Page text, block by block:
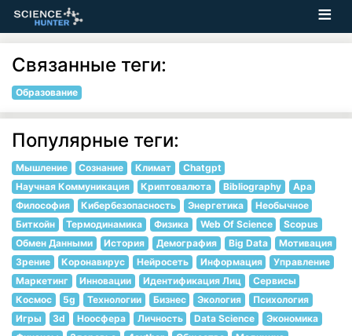
Связанные теги:
Образование
Популярные теги:
Мышление Сознание Климат
Chatgpt
Научная Коммуникация
Криптовалюта Bibliography
Apa
Философия
Кибербезопасность Энергетика
Необычное
Биткойн
Термодинамика Физика Web Of Science
Scopus
Обмен Данными
История Демография Big Data
Мотивация
Зрение
Коронавирус Нейросеть Информация
Управление
Маркетинг
Инновации Идентификация Лиц
Сервисы
Космос
5g Технологии Бизнес Экология
Психология
Игры
3d Ноосфера Личность Data Science
Экономика